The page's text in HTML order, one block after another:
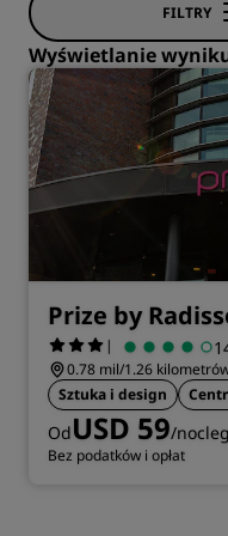
FILTRY
Wyświetlanie
Prize by
|
0.78 mil/1.26
Sztuka i design
OdUSD 59/nocleg
Bez podatków i opłat